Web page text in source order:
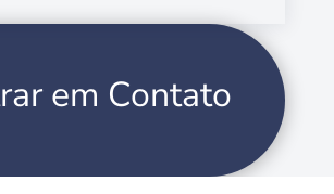
em Contato